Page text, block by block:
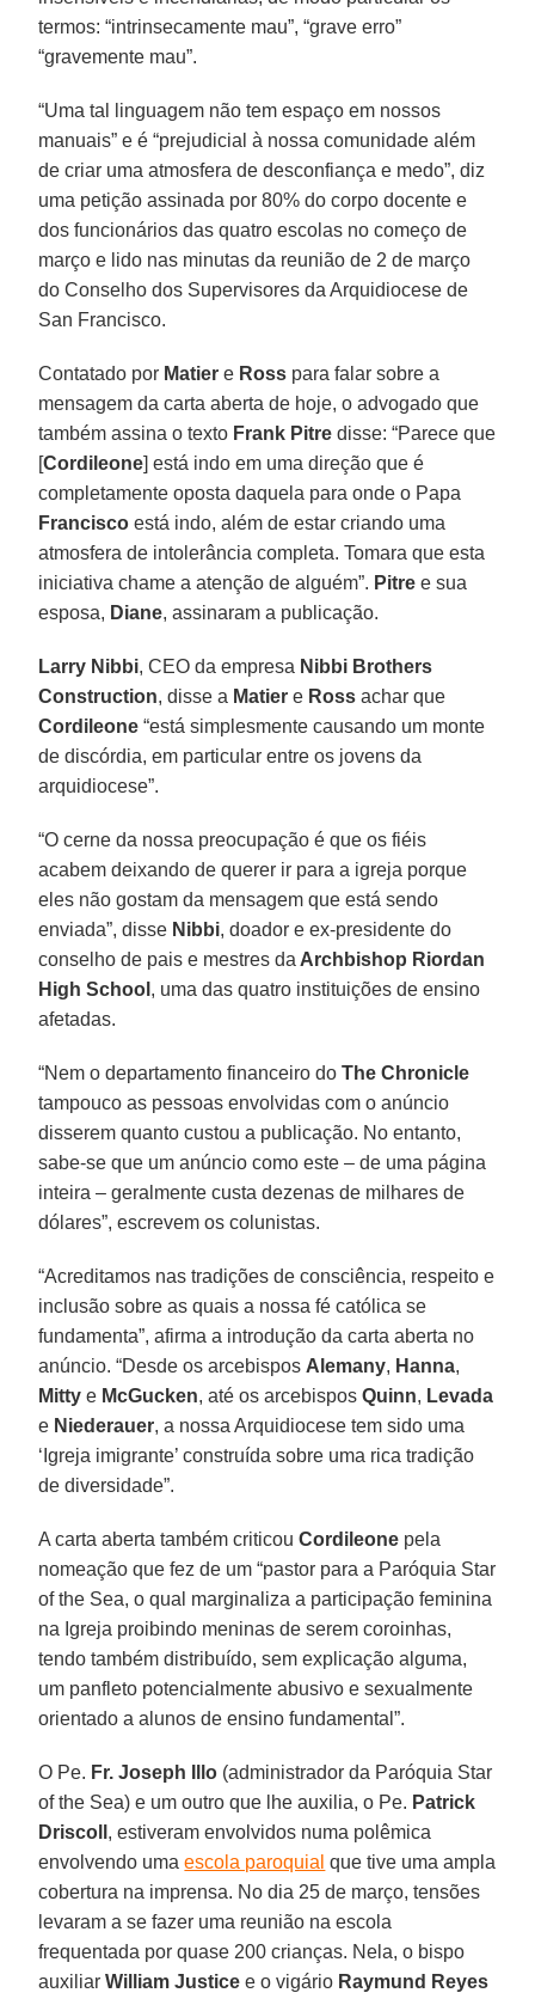
termos: “intrinsecamente mau”, “grave erro”
“gravemente mau”.
“Uma tal linguagem não tem espaço em nossos
manuais” e é “prejudicial à nossa comunidade além
de criar uma atmosfera de desconfiança e medo”, diz
uma petição assinada por 80% do corpo docente e
dos funcionários das quatro escolas no começo de
março e lido nas minutas da reunião de 2 de março
do Conselho dos Supervisores da Arquidiocese de
San Francisco.
Contatado por Matier e Ross para falar sobre a
mensagem da carta aberta de hoje, o advogado que
também assina o texto Frank Pitre disse: “Parece que
[Cordileone] está indo em uma direção que é
completamente oposta daquela para onde o Papa
Francisco está indo, além de estar criando uma
atmosfera de intolerância completa. Tomara que esta
iniciativa chame a atenção de alguém”. Pitre e sua
esposa, Diane, assinaram a publicação.
Larry Nibbi, CEO da empresa Nibbi Brothers
Construction, disse a Matier e Ross achar que
Cordileone “está simplesmente causando um monte
de discórdia, em particular entre os jovens da
arquidiocese”.
“O cerne da nossa preocupação é que os fiéis
acabem deixando de querer ir para a igreja porque
eles não gostam da mensagem que está sendo
enviada”, disse Nibbi, doador e ex-presidente do
conselho de pais e mestres da Archbishop Riordan
High School , uma das quatro instituições de ensino
afetadas.
“Nem o departamento financeiro doThe Chronicle
tampouco as pessoas envolvidas com o anúncio
disserem quanto custou a publicação. No entanto,
sabe-se que um anúncio como este – de uma página
inteira – geralmente custa dezenas de milhares de
dólares”, escrevem os colunistas.
“Acreditamos nas tradições de consciência, respeito e
inclusão sobre as quais a nossa fé católica se
fundamenta”, afirma a introdução da carta aberta no
anúncio. “Desde os arcebispos Alemany, Hanna,
Mitty e McGucken, até os arcebispos Quinn, Levada
e Niederauer, a nossa Arquidiocese tem sido uma
‘Igreja imigrante’ construída sobre uma rica tradição
de diversidade”.
A carta aberta também criticouCordileone pela
nomeação que fez de um “pastor para a Paróquia Star
of the Sea, o qual marginaliza a participação feminina
na Igreja proibindo meninas de serem coroinhas,
tendo também distribuído, sem explicação alguma,
um panfleto potencialmente abusivo e sexualmente
orientado a alunos de ensino fundamental”.
O Pe. Fr. Joseph Illo (administrador da Paróquia Star
of the Sea) e um outro que lhe auxilia, o Pe. Patrick
Driscoll , estiveram envolvidos numa polêmica
envolvendo umaescola paroquial que tive uma ampla
cobertura na imprensa. No dia 25 de março, tensões
levaram a se fazer uma reunião na escola
frequentada por quase 200 crianças. Nela, o bispo
auxiliarWilliam Justice e o vigário Raymund Reyes